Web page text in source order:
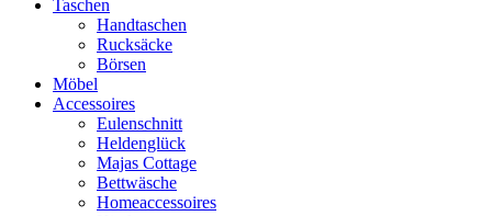
Taschen
Handtaschen
Rucksäcke
Börsen
Möbel
Accessoires
Eulenschnitt
Heldenglück
Majas Cottage
Bettwäsche
Homeaccessoires